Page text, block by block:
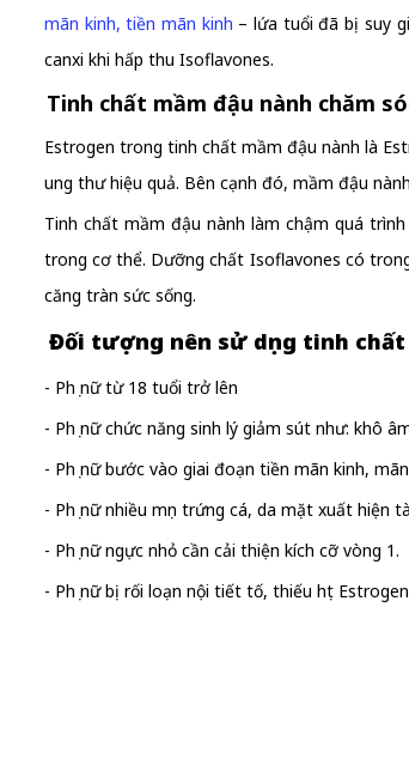
mãn kinh, tiền mãn kinh – lứa tuổi đã bị suy
canxi khi hấp thu Isoflavones.
Tinh chất mầm đậu nành chăm
Estrogen trong tinh chất mầm đậu nành là
ung thư hiệu quả. Bên cạnh đó, mầm đậu
Tinh chất mầm đậu nành làm chậm quá
trong cơ thể. Dưỡng chất Isoflavones có
căng tràn sức sống.
Đối tượng nên sử dụng tinh
- Phụ nữ từ 18 tuổi trở lên
- Phụ nữ chức năng sinh lý giảm sút như: khô
- Phụ nữ bước vào giai đoạn tiền mãn kinh,
- Phụ nữ nhiều mụn trứng cá, da mặt xuất hiện
- Phụ nữ ngực nhỏ cần cải thiện kích cỡ vòng 1.
- Phụ nữ bị rối loạn nội tiết tố, thiếu hụt